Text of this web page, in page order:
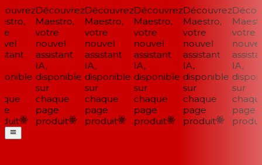
Découvrez
Maestro,
votre
nouvel
assistant
IA,
disponible
sur
chaque
page
produit
Découvrez
Maestro,
votre
nouvel
assistant
IA,
disponible
sur
chaque
page
produit
Découvrez
Maestro,
votre
nouvel
assistant
IA,
disponible
sur
chaque
page
produit
Découvrez
Maestro,
votre
nouvel
assistant
IA,
disponible
sur
chaque
page
produit
votre
nouvel
IA,
sur
chaque
page
produit